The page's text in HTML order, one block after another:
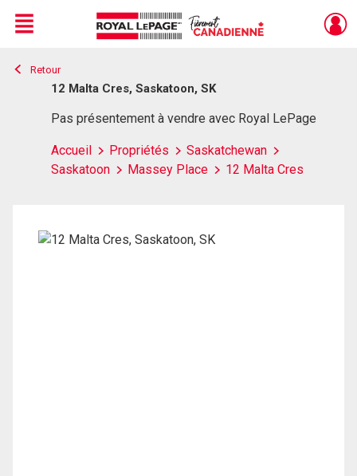
Live
En Direct
Menu
Retour
12 Malta Cres, Saskatoon, SK
Pas présentement à vendre avec Royal LePage
Accueil Propriétés
Saskatchewan
Saskatoon
Massey Place 12 Malta Cres